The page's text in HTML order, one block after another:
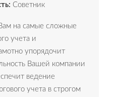
Советник
на самые сложные
учета и
упорядочит
Вашей компании
ведение
учета в строгом